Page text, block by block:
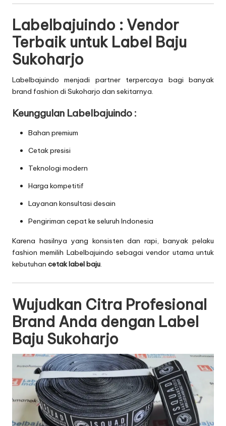
Labelbajuindo : Vendor
Terbaik untuk Label Baju
Sukoharjo
Labelbajuindo menjadi partner terpercaya bagi banyak
brand fashion di Sukoharjo dan sekitarnya.
Keunggulan Labelbajuindo :
Bahan premium
Cetak presisi
Teknologi modern
Harga kompetitif
Layanan konsultasi desain
Pengiriman cepat ke seluruh Indonesia
Karena hasilnya yang konsisten dan rapi, banyak pelaku
fashion memilih Labelbajuindo sebagai vendor utama untuk
kebutuhan cetak label baju
Wujudkan Citra Profesional
Brand Anda dengan Label
Baju Sukoharjo